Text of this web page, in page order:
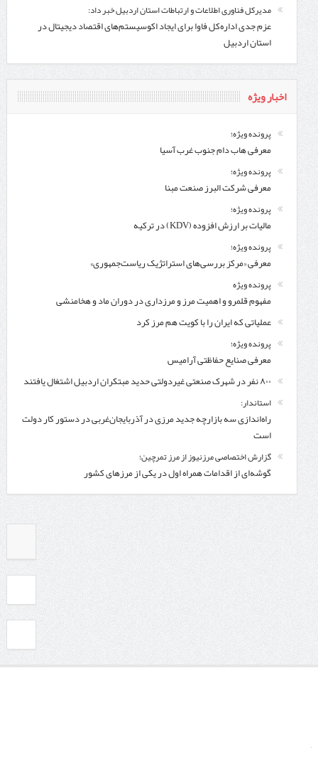
مدیرکل فناوری اطلاعات و ارتباطات استان اردبیل خبر داد:
عزم جدی اداره‌کل فاوا برای ایجاد اکوسیستم‌های اقتصاد دیجیتال در
استان اردبیل
اخبار ویژه
پرونده ویژه؛
معرفی هاب دام جنوب غرب آسیا
پرونده ویژه؛
معرفی شركت البرز صنعت مبنا
پرونده ویژه؛
مالیات بر ارزش افزوده (KDV) در ترکیه
پرونده ویژه؛
معرفی «مرکز بررسی‌های استراتژیک ریاست‌جمهوری»
پرونده ویژه
مفهوم قلمرو و اهمیت مرز و مرزداری در دوران ماد و هخامنشی
عملیاتی که ایران را با کویت هم مرز کرد
پرونده ویژه؛
معرفی صنایع حفاظتی آرامیس
۸۰۰ نفر در شهرک صنعتی غیردولتی حدید مبتکران اردبیل اشتغال یافتند
استاندار:
راه‌اندازی سه بازارچه جدید مرزی در آذربایجان‌غربی در دستور کار دولت
است
گزارش اختصاصی مرزنیوز از مرز تمرچین؛
گوشه‌ای از اقدامات همراه اول در یکی از مرزهای کشور